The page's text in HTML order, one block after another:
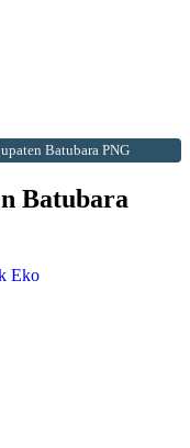
Batubara PNG
Batubara
Eko